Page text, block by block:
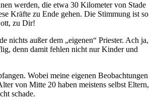
werden, die etwa 30 Kilometer von Stade
Kräfte zu Ende gehen. Die Stimmung ist so
zu Dir!
nichts außer dem „eigenen“ Priester. Ach ja,
denn damit fehlen nicht nur Kinder und
Wobei meine eigenen Beobachtungen
von Mitte 20 haben meistens selbst Eltern,
schade.